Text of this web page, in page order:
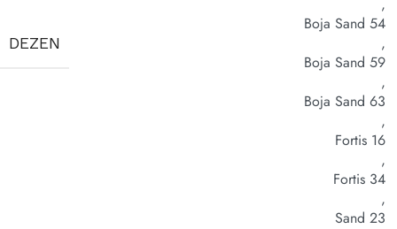
DEZEN
Boja Sand 54
,
Boja Sand 59
,
Boja Sand 63
,
Fortis 16
,
Fortis 34
,
Sand 23